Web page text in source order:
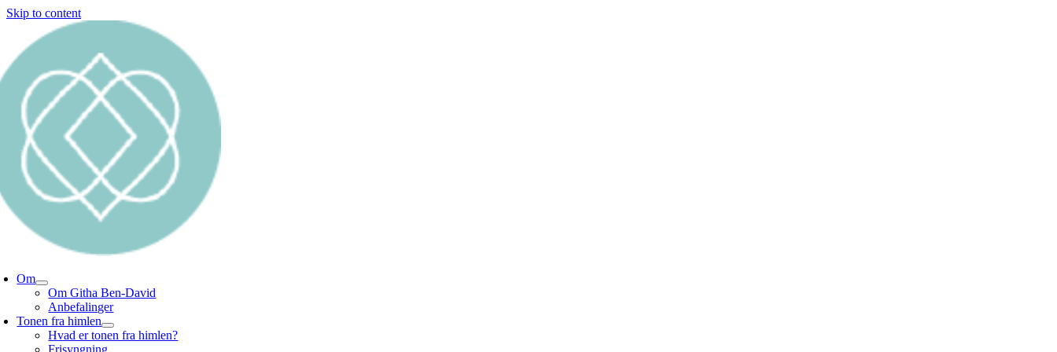
Skip to content
Om
Om Githa Ben-David
Anbefalinger
Tonen fra himlen
Hvad er tonen fra himlen?
Frisyngning